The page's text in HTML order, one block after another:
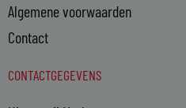
Algemene voorwaarden
Contact
CONTACTGEGEVENS